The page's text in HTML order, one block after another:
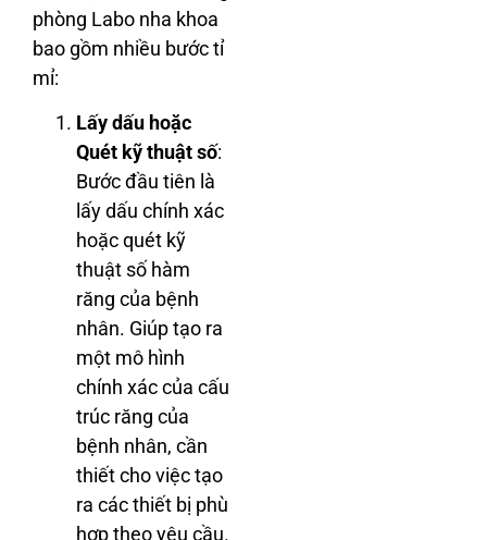
phòng Labo nha khoa
bao gồm nhiều bước tỉ
mỉ:
Lấy dấu hoặc
Quét kỹ thuật số:
Bước đầu tiên là
lấy dấu chính xác
hoặc quét kỹ
thuật số hàm
răng của bệnh
nhân. Giúp tạo ra
một mô hình
chính xác của cấu
trúc răng của
bệnh nhân, cần
thiết cho việc tạo
ra các thiết bị phù
hợp theo yêu cầu.